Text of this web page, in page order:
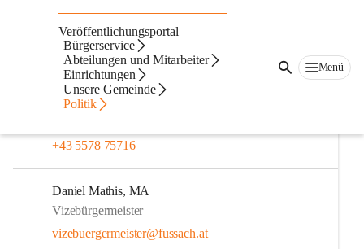
Veröffentlichungsportal
Bürgerservice
Abteilungen und Mitarbeiter
Einrichtungen
Unsere Gemeinde
Politik
Menü
Gemeindevorstand
Gemeindevorstand
Thomas Fitz
Bürgermeister
+43 5578 75716
Daniel Mathis, MA
Vizebürgermeister
vizebuergermeister@fussach.at